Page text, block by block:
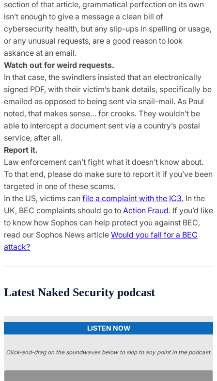
section of that article, grammatical perfection on its own
isn’t enough to give a message a clean bill of
cybersecurity health, but any slip-ups in spelling or usage,
or any unusual requests, are a good reason to look
askance at an email.
Watch out for weird requests.
In that case, the swindlers insisted that an electronically
signed PDF, with their victim’s bank details, specifically be
emailed as opposed to being sent via snail-mail. As Paul
noted, that makes sense… for crooks. They wouldn’t be
able to intercept a document sent via a country’s postal
service, after all.
Report it.
Law enforcement can’t fight what it doesn’t know about.
To that end, please do make sure to report it if you’ve been
targeted in one of these scams.
In the US, victims can file a complaint with the IC3. In the
UK, BEC complaints should go to Action Fraud. If you’d like
to know how Sophos can help protect you against BEC,
read our Sophos News article Would you fall for a BEC
attack?
Latest Naked Security podcast
LISTEN NOW
Click-and-drag on the soundwaves below to skip to any point in the podcast.